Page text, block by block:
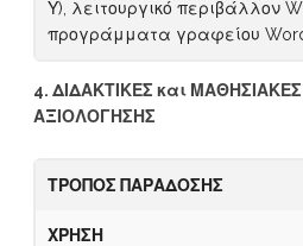
Υ), λειτουργικό περιβάλλον
προγράμματα γραφείου
4. ΔΙΔΑΚΤΙΚΕΣ και
ΑΞΙΟΛΟΓΗΣΗΣ
ΤΡΟΠΟΣ ΠΑΡΑΔΟΣΗΣ
ΧΡΗΣΗ